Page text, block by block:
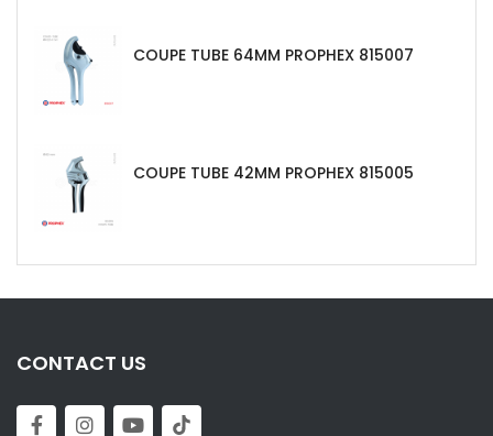
COUPE TUBE 64MM PROPHEX 815007
COUPE TUBE 42MM PROPHEX 815005
CONTACT US